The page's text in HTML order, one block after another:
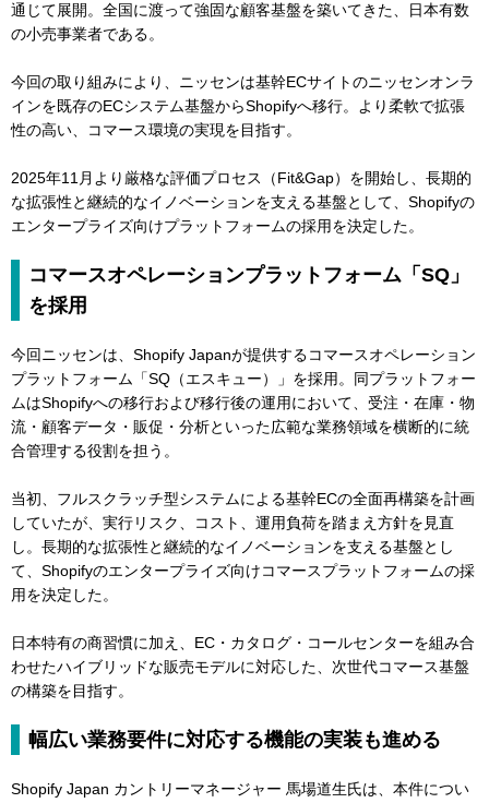
通じて展開。全国に渡って強固な顧客基盤を築いてきた、日本有数
の小売事業者である。
今回の取り組みにより、ニッセンは基幹ECサイトのニッセンオンラ
インを既存のECシステム基盤からShopifyへ移行。より柔軟で拡張
性の高い、コマース環境の実現を目指す。
2025年11月より厳格な評価プロセス（Fit&Gap）を開始し、長期的
な拡張性と継続的なイノベーションを支える基盤として、Shopifyの
エンタープライズ向けプラットフォームの採用を決定した。
コマースオペレーションプラットフォーム「SQ」
を採用
今回ニッセンは、Shopify Japanが提供するコマースオペレーション
プラットフォーム「SQ（エスキュー）」を採用。同プラットフォー
ムはShopifyへの移行および移行後の運用において、受注・在庫・物
流・顧客データ・販促・分析といった広範な業務領域を横断的に統
合管理する役割を担う。
当初、フルスクラッチ型システムによる基幹ECの全面再構築を計画
していたが、実行リスク、コスト、運用負荷を踏まえ方針を見直
し。長期的な拡張性と継続的なイノベーションを支える基盤とし
て、Shopifyのエンタープライズ向けコマースプラットフォームの採
用を決定した。
日本特有の商習慣に加え、EC・カタログ・コールセンターを組み合
わせたハイブリッドな販売モデルに対応した、次世代コマース基盤
の構築を目指す。
幅広い業務要件に対応する機能の実装も進める
Shopify Japan カントリーマネージャー 馬場道生氏は、本件につい